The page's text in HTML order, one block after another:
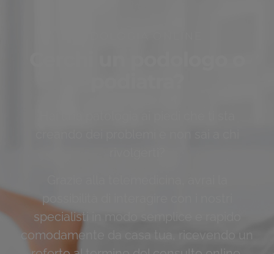
possibilità di interagire con i nostri
specialisti in modo semplice e rapido
comodamente da casa tua, ricevendo un